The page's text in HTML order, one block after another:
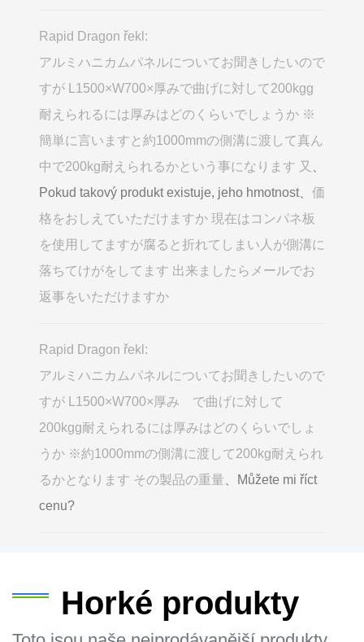
Rapid Dragon řekl:
アルミハニカムパネルについてお聞きしたいので
すが L1500×W700×厚みで曲げに対して200kgg
耐えられるには厚みはどのくらいでしょうか ※
簡単に言いますと約1000mmの側溝に渡して真ん
中で200kg耐えられるかという事になります 又
Pokud takový produkt existuje, jeho hmotnost、 価
格をおしえていただけますか 現在はコンパネ板
を使用してますが腐ると折れてしまい人が側溝に
落ちてけがをしてます 出来ましたらメールでお
返事をいただけますか
Rapid Dragon řekl:
アルミハニカムパネルについてお聞きしたいので
すが L1500×W700×厚み で曲げに対して
200kgg耐えられるには厚みはどのくらいでしょ
うか ※約1000mmの側溝に渡して200kg耐えられ
るかとなります その製品の重量 、Můžete mi říct
cenu?
Horké produkty